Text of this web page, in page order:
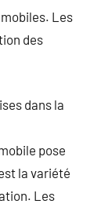
Les
des
dans la
pose
la variété
Les